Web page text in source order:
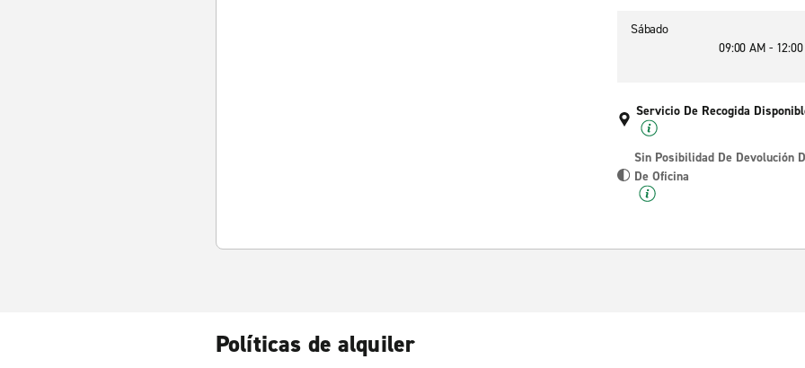
Sábado
09:00 AM -
Servicio De Recogida
Sin Posibilidad De Devolución
De Oficina
Políticas de alquiler